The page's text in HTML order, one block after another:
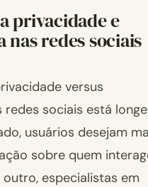
privacidade e
redes sociais
versus
redes sociais está
usuários desejam
sobre quem
especialistas em